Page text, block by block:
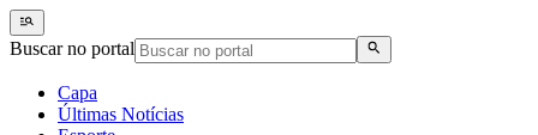
Buscar no portal
Capa
Últimas Notícias